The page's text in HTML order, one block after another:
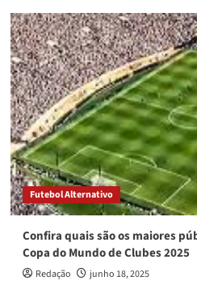
Futebol Alternativo
Confira quais são os maiores
Copa do Mundo de Clubes 2025
Redação junho 18, 2025